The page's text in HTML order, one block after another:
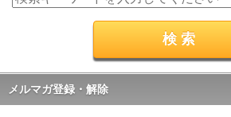
メルマガ登録・解除